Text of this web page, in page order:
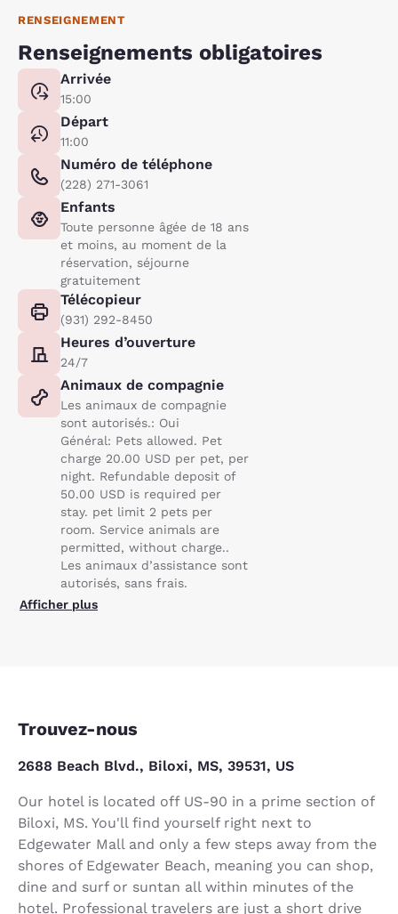
RENSEIGNEMENT
Renseignements obligatoires
Arrivée
15:00
Départ
11:00
Numéro de téléphone
(228) 271-3061
Enfants
Toute personne âgée de 18 ans
et moins, au moment de la
réservation, séjourne
gratuitement
Télécopieur
(931) 292-8450
Heures d’ouverture
24/7
Animaux de compagnie
Les animaux de compagnie
sont autorisés.: Oui
Général: Pets allowed. Pet
charge 20.00 USD per pet, per
night. Refundable deposit of
50.00 USD is required per
stay. pet limit 2 pets per
room. Service animals are
permitted, without charge..
Les animaux d’assistance sont
autorisés, sans frais.
Afficher plus
Trouvez-nous
2688 Beach Blvd., Biloxi, MS, 39531, US
Our hotel is located off US-90 in a prime section of
Biloxi, MS. You'll find yourself right next to
Edgewater Mall and only a few steps away from the
shores of Edgewater Beach, meaning you can shop,
dine and surf or suntan all within minutes of the
hotel. Professional travelers are just a short drive